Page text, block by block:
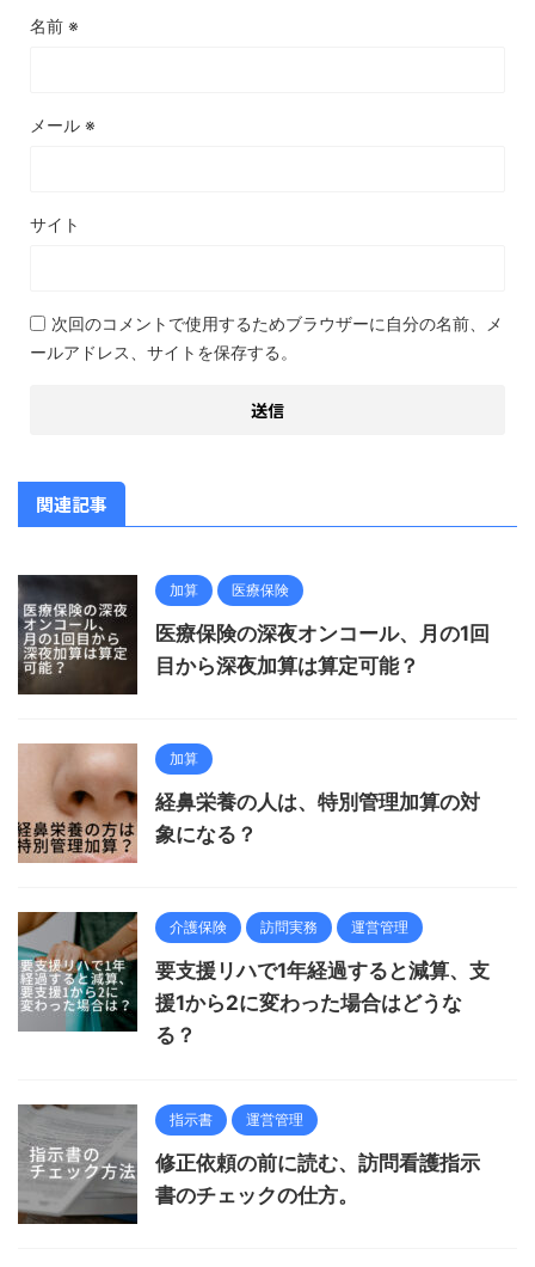
名前 ※
メール ※
サイト
次回のコメントで使用するためブラウザーに自分の名前、メ
ールアドレス、サイトを保存する。
関連記事
加算 医療保険
医療保険の深夜オンコール、月の1回
目から深夜加算は算定可能？
加算
経鼻栄養の人は、特別管理加算の対
象になる？
介護保険 訪問実務 運営管理
要支援リハで1年経過すると減算、支
援1から2に変わった場合はどうな
る？
指示書 運営管理
修正依頼の前に読む、訪問看護指示
書のチェックの仕方。